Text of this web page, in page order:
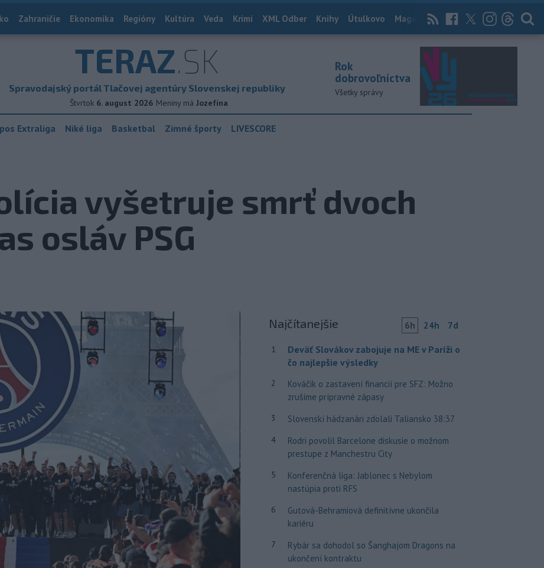
Zahraničie Ekonomika Regióny Kultúra Veda Krimi XML Odber Knihy Útulkovo Magazín News Now Archív
TERAZ.SK
Spravodajský portál Tlačovej agentúry Slovenskej republiky
Štvrtok 6. august 2026 Meniny má Jozefína
Rok
dobrovoľníctva
Všetky správy
Extraliga Niké liga Basketbal Zimné športy LIVESCORE
vyšetruje smrť dvoch
osláv PSG
Najčítanejšie 6h 24h 7d
1
Deväť Slovákov zabojuje na ME v Paríži o
čo najlepšie výsledky
2
Kováčik o zastavení financií pre SFZ: Možno
zrušíme prípravné zápasy
3 Slovenskí hádzanári zdolali Taliansko 38:37
4
Rodri povolil Barcelone diskusie o možnom
prestupe z Manchestru City
5
Konferenčná liga: Jablonec s Nebylom
nastúpia proti RFS
6
Gutová-Behramiová definitívne ukončila
kariéru
7
Rybár sa dohodol so Šanghajom Dragons na
ukončení kontraktu